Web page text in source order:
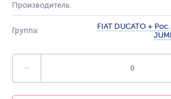
Производитель:
Группа:
FIAT DUCATO +